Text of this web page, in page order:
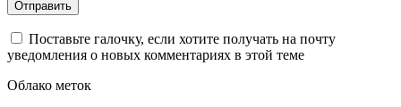
Поставьте галочку, если хотите получать на почту
уведомления о новых комментариях в этой теме
Облако меток